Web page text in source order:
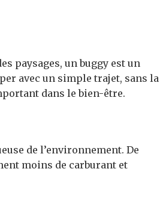
paysages, un buggy est un
avec un simple trajet, sans la
dans le bien-être.
de l’environnement. De
moins de carburant et